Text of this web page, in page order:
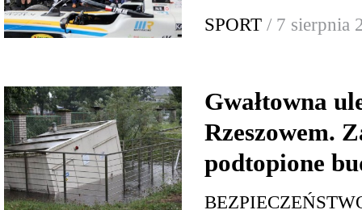
SPORT / 7 sierpnia
Gwałtowna
Rzeszowem.
podtopione